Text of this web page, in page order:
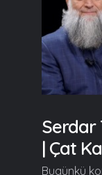
Serdar
| Çat
Bugünkü